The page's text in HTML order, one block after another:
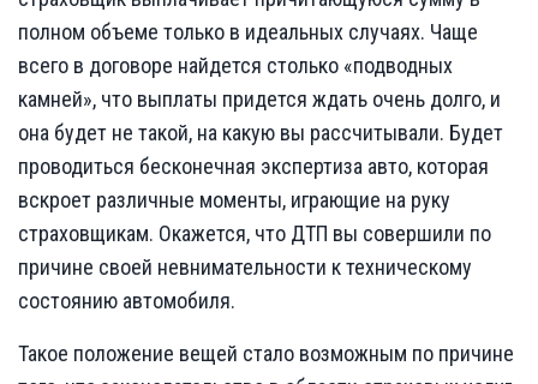
полном объеме только в идеальных случаях. Чаще
всего в договоре найдется столько «подводных
камней», что выплаты придется ждать очень долго, и
она будет не такой, на какую вы рассчитывали. Будет
проводиться бесконечная экспертиза авто, которая
вскроет различные моменты, играющие на руку
страховщикам. Окажется, что ДТП вы совершили по
причине своей невнимательности к техническому
состоянию автомобиля.
Такое положение вещей стало возможным по причине